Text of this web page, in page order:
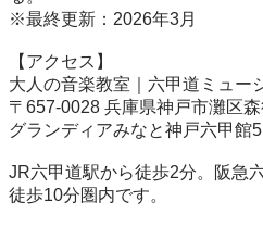
※最終更新：2026年3月
【アクセス】
大人の音楽教室｜六甲道ミュー
〒657-0028 兵庫県神戸市灘区
グランディアみなと神戸六甲館
JR六甲道駅から徒歩2分。阪急
徒歩10分圏内です。